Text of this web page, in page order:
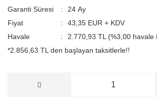
Garanti Süresi
24 Ay
Fiyat
43,35 EUR + KDV
Havale
2.770,93 TL (%3,00 havale
*2.856,63 TL den başlayan taksitlerle!!